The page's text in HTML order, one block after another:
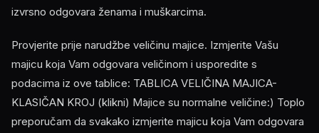
izvrsno odgovara ženama i muškarcima.
Provjerite prije narudžbe veličinu majice. Izmjerite Vašu
majicu koja Vam odgovara veličinom i usporedite s
podacima iz ove tablice: TABLICA VELIČINA MAJICA-
KLASIČAN KROJ (klikni) Majice su normalne veličine:) Toplo
preporučam da svakako izmjerite majicu koja Vam odgovara